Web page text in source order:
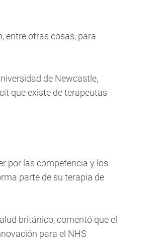
entre otras cosas, para
de Newcastle,
que existe de terapeutas
por las competencia y los
parte de su terapia de
británico, comentó que el
para el NHS